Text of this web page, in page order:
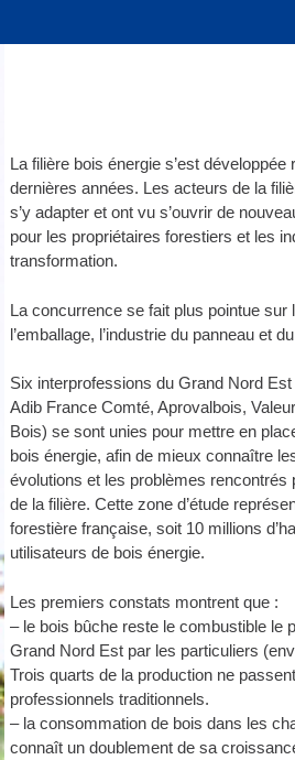
La filière bois énergie s’est
dernières années. Les acteurs de la
s’y adapter et ont vu s’ouvrir de
pour les propriétaires forestiers et les
transformation.
La concurrence se fait plus pointue sur
l’emballage, l’industrie du panneau et
Six interprofessions du Grand Nord
Adib France Comté, Aprovalbois,
Bois) se sont unies pour mettre en
bois énergie, afin de mieux connaître
évolutions et les problèmes rencontrés
de la filière. Cette zone d’étude
forestière française, soit 10 millions
utilisateurs de bois énergie.
Les premiers constats montrent que :
– le bois bûche reste le combustible le
Grand Nord Est par les particuliers
Trois quarts de la production ne
professionnels traditionnels.
– la consommation de bois dans les
connaît un doublement de sa